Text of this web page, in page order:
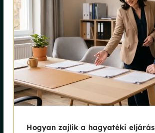
Hogyan zajlik a hagyatéki eljárás